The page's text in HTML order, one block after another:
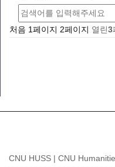
처음 1페이지 2페이지 열린3
CNU HUSS | CNU